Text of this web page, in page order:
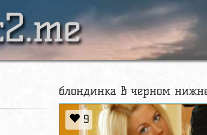
блондинка в черном
9